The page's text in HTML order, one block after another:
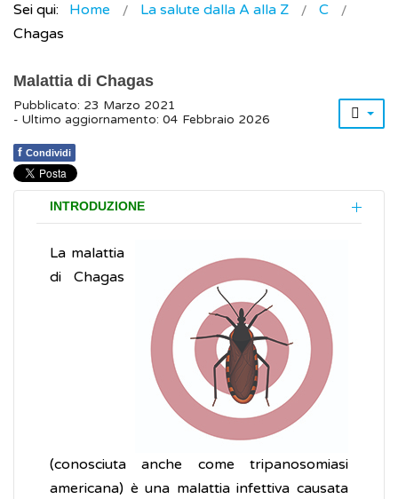
Sei qui: Home La salute dalla A alla Z
C
Chagas
Malattia di Chagas
Pubblicato: 23 Marzo 2021
- Ultimo aggiornamento: 04 Febbraio 2026
f Condividi
INTRODUZIONE
La malattia
di Chagas
(conosciuta anche come tripanosomiasi
americana) è una malattia infettiva causata